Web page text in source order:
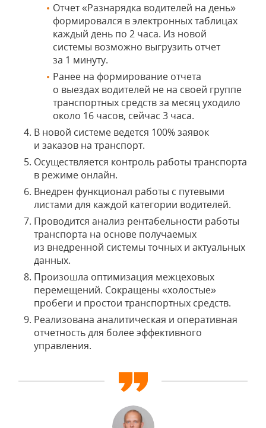
Отчет «Разнарядка водителей на день»
формировался в электронных таблицах
каждый день по 2 часа. Из новой
системы возможно выгрузить отчет
за 1 минуту.
Ранее на формирование отчета
о выездах водителей не на своей группе
транспортных средств за месяц уходило
около 16 часов, сейчас 3 часа.
В новой системе ведется 100% заявок
и заказов на транспорт.
Осуществляется контроль работы транспорта
в режиме онлайн.
Внедрен функционал работы с путевыми
листами для каждой категории водителей.
Проводится анализ рентабельности работы
транспорта на основе получаемых
из внедренной системы точных и актуальных
данных.
Произошла оптимизация межцеховых
перемещений. Сокращены «холостые»
пробеги и простои транспортных средств.
Реализована аналитическая и оперативная
отчетность для более эффективного
управления.